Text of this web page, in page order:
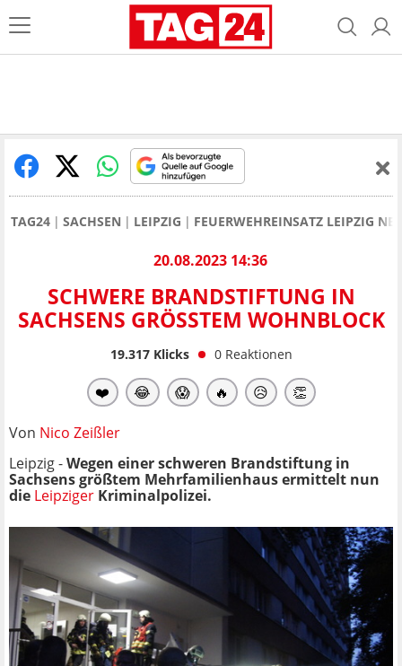
TAG24 SACHSEN LEIPZIG FEUERWEHREINSATZ LEIPZIG
20.08.2023 14:36
SCHWERE BRANDSTIFTUNG IN
SACHSENS GRÖSSTEM WOHNBLOCK
19.317Klicks 0 Reaktionen
❤️ 😂 😱 🔥 😥 👏
Von Nico Zeißler
Leipzig -Wegen einer schweren Brandstiftung in
Sachsens größtem Mehrfamilienhaus ermittelt nun
die Leipziger Kriminalpolizei.